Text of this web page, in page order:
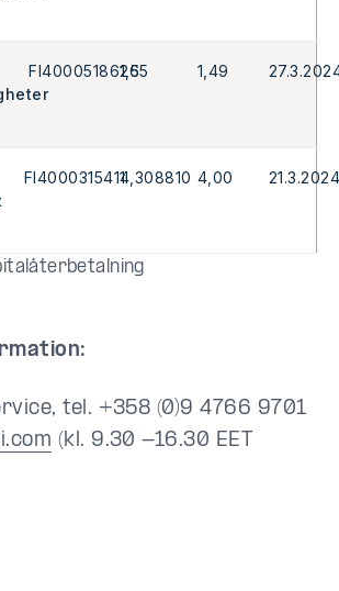
FI4000518626
1,55 1,49
FI40003154114,308810 4,00
tel. +358 (0)9 4766 9701
(kl. 9.30 -16.30 EET